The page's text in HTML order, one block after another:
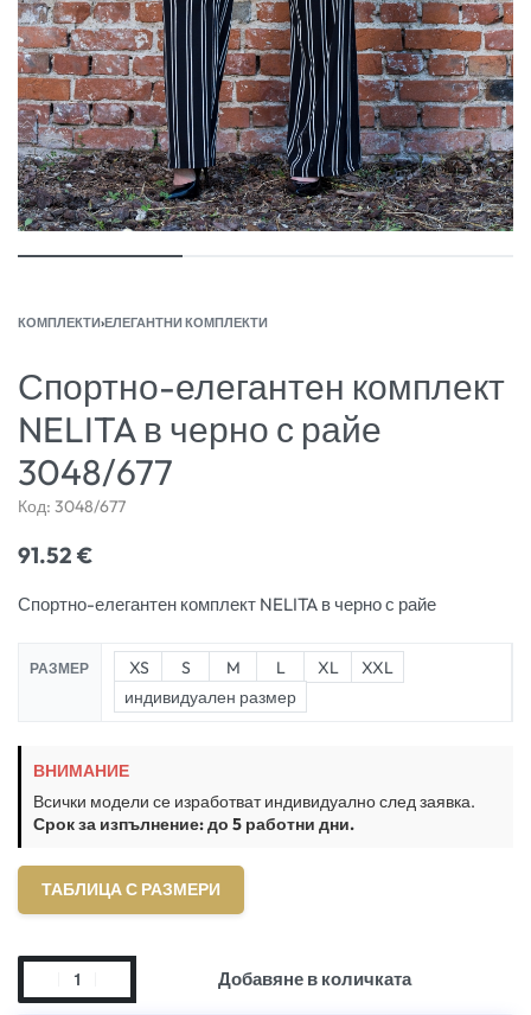
КОМПЛЕКТИ›ЕЛЕГАНТНИ КОМПЛЕКТИ
Спортно-елегантен комплект
NELITA в черно с райе
3048/677
Код: 3048/677
91.52 €
Спортно-елегантен комплект NELITA в черно с райе
РАЗМЕР XS S M L XL
XXL
индивидуален размер
ВНИМАНИЕ
Всички модели се изработват индивидуално след заявка.
Срок за изпълнение: до 5 работни дни.
ТАБЛИЦА С РАЗМЕРИ
Добавяне в количката